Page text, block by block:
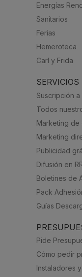
Energías
Sanitarios
Ferias
Hemeroteca
Carl y Frida
SERVICIOS
Suscripción a
Todos
Marketing de
Marketing
Publicidad
Difusión en
Boletines de
Pack
Guías
Pide
Cómo pedir
Instaladores